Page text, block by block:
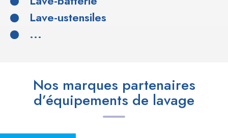
Lave-ustensiles
...
Nos marques partenaires
d’équipements de lavage